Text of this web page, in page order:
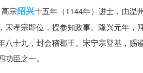
宗绍兴十五年（1144年）进士，由温
孝宗即位，授参知政事。隆兴元年，
十九，封会稽郡王。宋宁宗登基，赐
臣之一。